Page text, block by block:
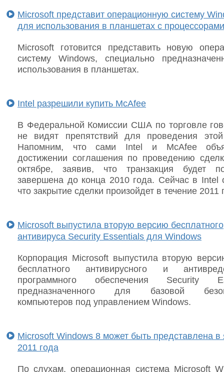
Microsoft представит операционную систему
для использования в планшетах с
Microsoft готовится представить новую
систему Windows, специально
использования в планшетах.
Intel разрешили купить McAfee
В Федеральной Комиссии США по торговле
не видят препятствий для проведения
Напомним, что сами Intel и McAfee
достижении соглашения по проведению
октябре, заявив, что транзакция будет
завершена до конца 2010 года. Сейчас в Intel
что закрытие сделки произойдет в течение 2011
Microsoft выпустила вторую версию бесплатного
антивируса Security Essentials для Windows
Корпорация Microsoft выпустила вторую
бесплатного антивирусного и
программного обеспечения Security
предназначенного для базовой
компьютеров под управлением Windows.
Microsoft Windows 8 может быть представлена в
2011 года
По слухам, операционная система Microsoft